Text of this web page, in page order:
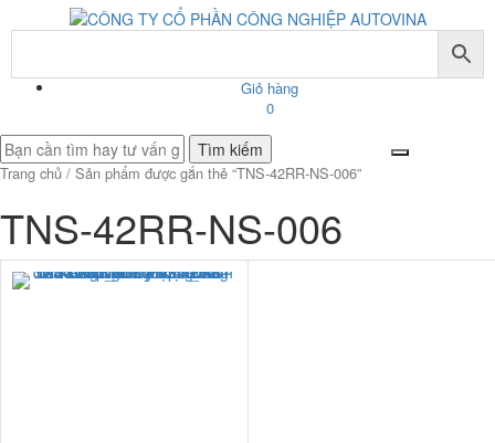
Giỏ hàng
0
Tìm
kiếm
Trang chủ / Sản phẩm được gắn thẻ “TNS-42RR-NS-006”
TNS-42RR-NS-006